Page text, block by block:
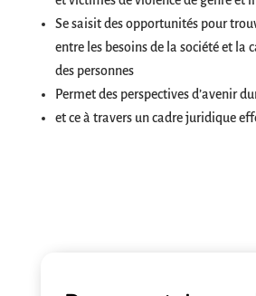
Se saisit des opportunités pour
entre les besoins de la société et la
des personnes
Permet des perspectives d’avenir
et ce à travers un cadre juridique